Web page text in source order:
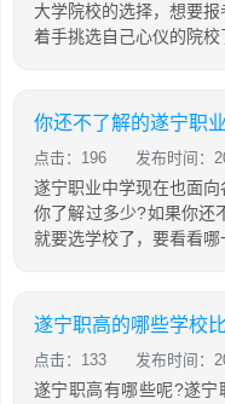
大学院校的选择，想要
着手挑选自己心仪的院校
你还不了解的遂宁职
点击：196 发布时间：
遂宁职业中学现在也面
你了解过多少?如果你还
就要选学校了，要看看哪
遂宁职高的哪些学校
点击：133 发布时间：
遂宁职高有哪些呢?遂宁